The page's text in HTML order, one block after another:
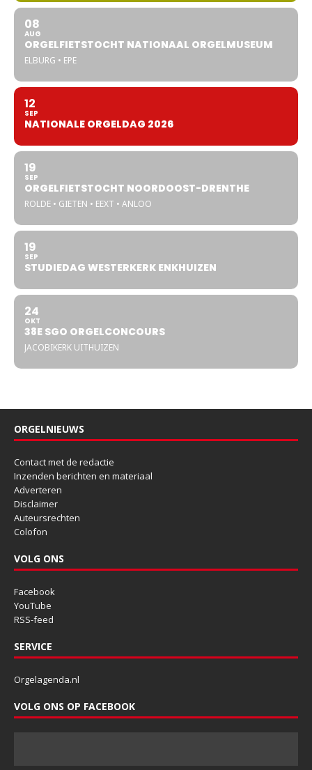
08
AUG
ORGELFIETSTOCHT NATIONAAL ORGELMUSEUM
ELBURG • EPE
12
SEP
NATIONALE ORGELDAG 2026
19
SEP
ORGELFIETSTOCHT NOORDOOST-DRENTHE
ROLDE • GIETEN • EEXT • ANLOO
19
SEP
STUDIEDAG WESTERKERK ENKHUIZEN
24
OKT
38E SGO ORGELCONCOURS
JACOBIKERK UITHUIZEN
ORGELNIEUWS
Contact met de redactie
Inzenden berichten en materiaal
Adverteren
Disclaimer
Auteursrechten
Colofon
VOLG ONS
Facebook
YouTube
RSS-feed
SERVICE
Orgelagenda.nl
VOLG ONS OP FACEBOOK